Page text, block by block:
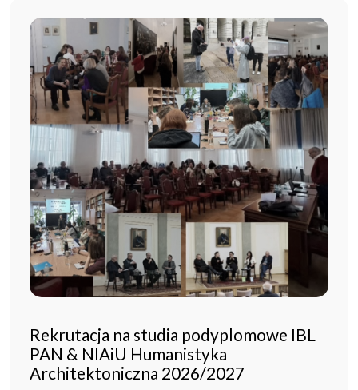
Rekrutacja na studia podyplomowe IBL
PAN & NIAiU Humanistyka
Architektoniczna 2026/2027